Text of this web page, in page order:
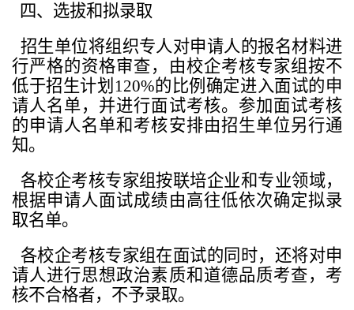
四、选拔和拟录取
招生单位将组织专人对申请人的报名材料进
行严格的资格审查，由校企考核专家组按不
低于招生计划120%的比例确定进入面试的申
请人名单，并进行面试考核。参加面试考核
的申请人名单和考核安排由招生单位另行通
知。
各校企考核专家组按联培企业和专业领域，
根据申请人面试成绩由高往低依次确定拟录
取名单。
各校企考核专家组在面试的同时，还将对申
请人进行思想政治素质和道德品质考查，考
核不合格者，不予录取。